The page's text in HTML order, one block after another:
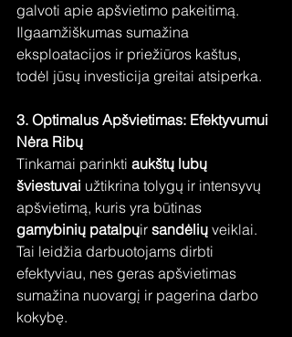
galvoti apie apšvietimo pakeitimą.
Ilgaamžiškumas sumažina
eksploatacijos ir priežiūros kaštus,
todėl jūsų investicija greitai atsiperka.
3. Optimalus Apšvietimas: Efektyvumui
Nėra Ribų
Tinkamai parinkti aukštų lubų
šviestuvai užtikrina tolygų ir intensyvų
apšvietimą, kuris yra būtinas
gamybinių patalpųir sandėlių veiklai.
Tai leidžia darbuotojams dirbti
efektyviau, nes geras apšvietimas
sumažina nuovargį ir pagerina darbo
kokybę.